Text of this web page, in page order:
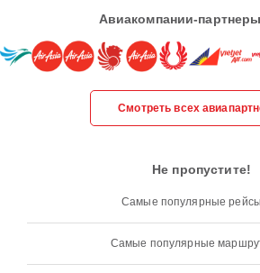
Авиакомпании-
Смотреть всех
Не пропустите!
Самые популярные рейсы
Самые популярные